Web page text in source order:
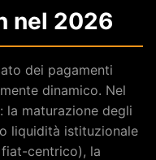
nel 2026
dei pagamenti
dinamico. Nel
la maturazione degli
liquidità istituzionale
centrico), la